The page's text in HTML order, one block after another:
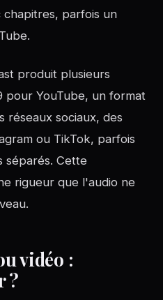
chapitres, parfois un
produit plusieurs
pour YouTube, un format
réseaux sociaux, des
ou TikTok, parfois
séparés. Cette
rigueur que l'audio ne
vidéo :
?